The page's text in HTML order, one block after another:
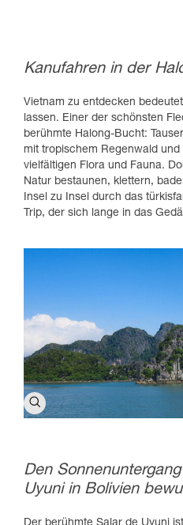
Kanufahren in der
Vietnam zu entdecken
lassen. Einer der schönsten
berühmte Halong-Bucht:
mit tropischem Regenwald
vielfältigen Flora und Fauna.
Natur bestaunen, klettern,
Insel zu Insel durch das
Trip, der sich lange in das
Den
Uyuni in Bolivien